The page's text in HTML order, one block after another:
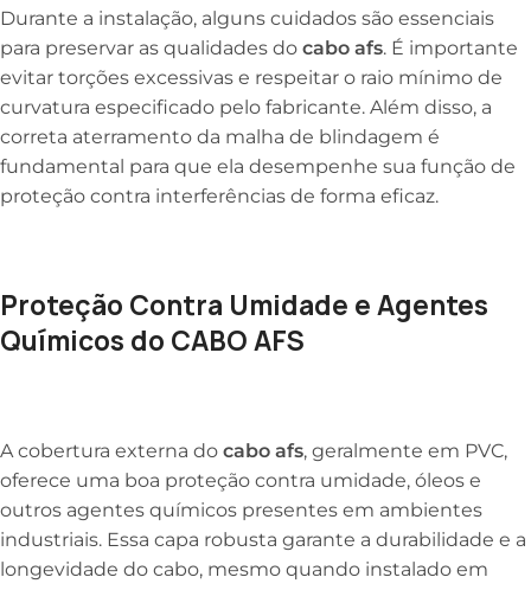
Durante a instalação, alguns cuidados são essenciais
para preservar as qualidades do cabo afs. É importante
evitar torções excessivas e respeitar o raio mínimo de
curvatura especificado pelo fabricante. Além disso, a
correta aterramento da malha de blindagem é
fundamental para que ela desempenhe sua função de
proteção contra interferências de forma eficaz.
Proteção Contra Umidade e Agentes
Químicos do CABO AFS
A cobertura externa do cabo afs, geralmente em PVC,
oferece uma boa proteção contra umidade, óleos e
outros agentes químicos presentes em ambientes
industriais. Essa capa robusta garante a durabilidade e a
longevidade do cabo, mesmo quando instalado em